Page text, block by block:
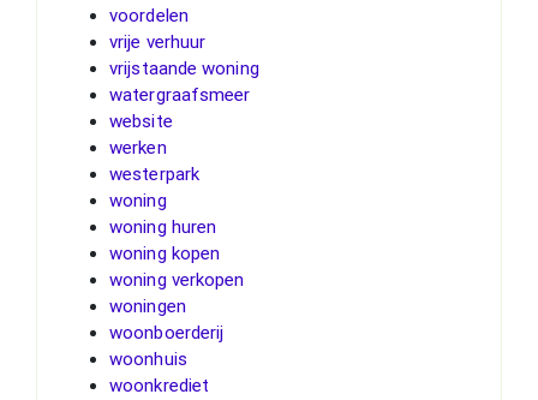
voordelen
vrije verhuur
vrijstaande woning
watergraafsmeer
website
werken
westerpark
woning
woning huren
woning kopen
woning verkopen
woningen
woonboerderij
woonhuis
woonkrediet